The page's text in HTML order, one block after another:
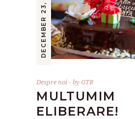
DECEMBER 23, 2015
Despre noi byGTR
MULTUMIM
ELIBERARE!